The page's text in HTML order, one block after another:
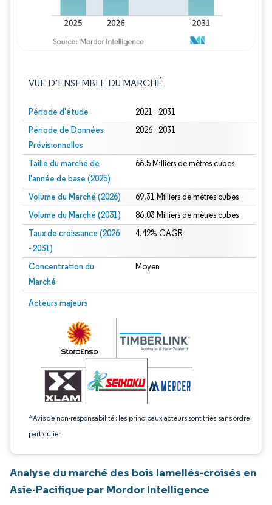
VUE D’ENSEMBLE DU MARCHÉ
Période d'étude 2021 - 2031
Période de Données
Prévisionnelles
2026 - 2031
Taille du marché de
l'année de base (2025)
66.5 Milliers de mètres cubes
Volume du Marché (2026) 69.31 Milliers de mètres cubes
Volume du Marché (2031) 86.03 Milliers de mètres cubes
Taux de croissance (2026
- 2031)
4.42% CAGR
Concentration du
Marché
Moyen
Acteurs majeurs
*Avis de non-responsabilité : les principaux acteurs sont triés sans ordre
particulier
Image © Mordor Intelligence. La réutilisation nécessite une attribution sous CC
Analyse du marché des bois lamellés-croisés en
Asie-Pacifique par Mordor Intelligence